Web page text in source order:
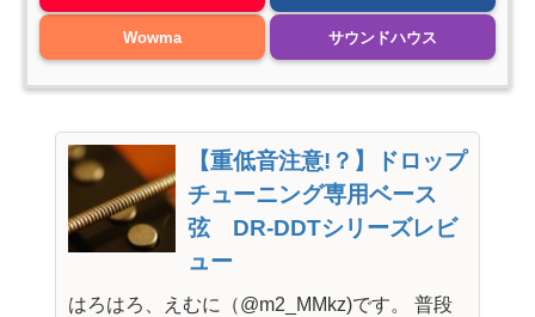
Wowma サウンドハウス
【重低音注意!？】ドロップ
チューニング専用ベース
弦 DR-DDTシリーズレビ
ュー
はろはろ、えむに（@m2_MMkz)です。 普段